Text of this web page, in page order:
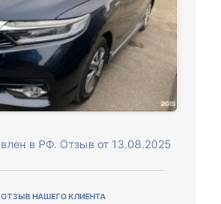
в РФ. Отзыв от 13.08.2025
ОТЗЫВ НАШЕГО КЛИЕНТА